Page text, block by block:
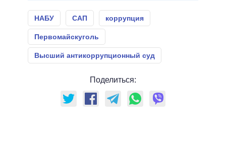
НАБУ САП коррупция
Первомайскуголь
Высший антикоррупционный суд
Поделиться: